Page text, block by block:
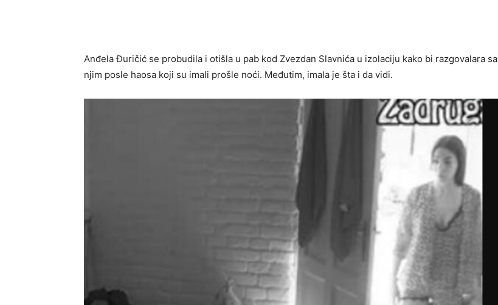
Anđela Đuričić se probudila i otišla u pab kod Zvezdan Slavnića u izolaciju kako bi razgovalara sa
njim posle haosa koji su imali prošle noći. Međutim, imala je šta i da vidi.